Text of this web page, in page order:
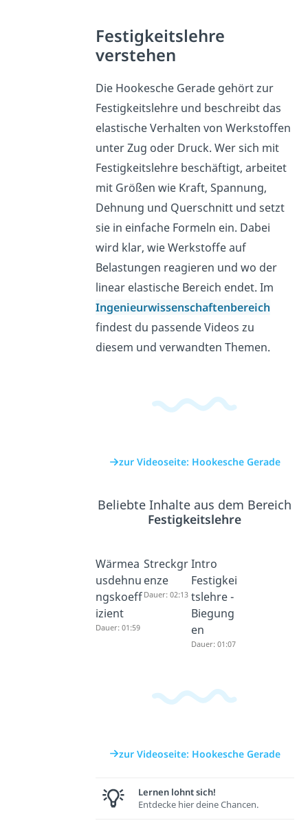
Festigkeitslehre
verstehen
Die Hookesche Gerade gehört zur
Festigkeitslehre und beschreibt das
elastische Verhalten von Werkstoffen
unter Zug oder Druck. Wer sich mit
Festigkeitslehre beschäftigt, arbeitet
mit Größen wie Kraft, Spannung,
Dehnung und Querschnitt und setzt
sie in einfache Formeln ein. Dabei
wird klar, wie Werkstoffe auf
Belastungen reagieren und wo der
linear elastische Bereich endet. Im
Ingenieurwissenschaftenbereich
findest du passende Videos zu
diesem und verwandten Themen.
zur Videoseite: Hookesche Gerade
Beliebte Inhalte aus dem Bereich
Festigkeitslehre
Wärmea
usdehnu
ngskoeff
izient
Dauer: 01:59
Streckgr
enze
Dauer: 02:13
Intro
Festigkei
tslehre -
Biegung
en
Dauer: 01:07
zur Videoseite: Hookesche Gerade
Lernen lohnt sich!
Entdecke hier deine Chancen.